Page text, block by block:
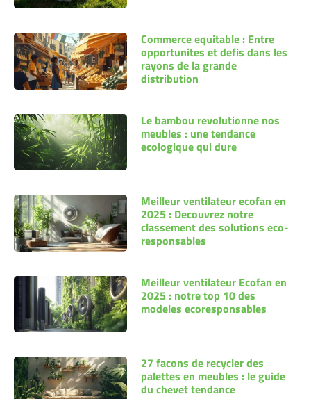
Commerce equitable : Entre
opportunites et defis dans les
rayons de la grande
distribution
Le bambou revolutionne nos
meubles : une tendance
ecologique qui dure
Meilleur ventilateur ecofan en
2025 : Decouvrez notre
classement des solutions eco-
responsables
Meilleur ventilateur Ecofan en
2025 : notre top 10 des
modeles ecoresponsables
27 facons de recycler des
palettes en meubles : le guide
du chevet tendance